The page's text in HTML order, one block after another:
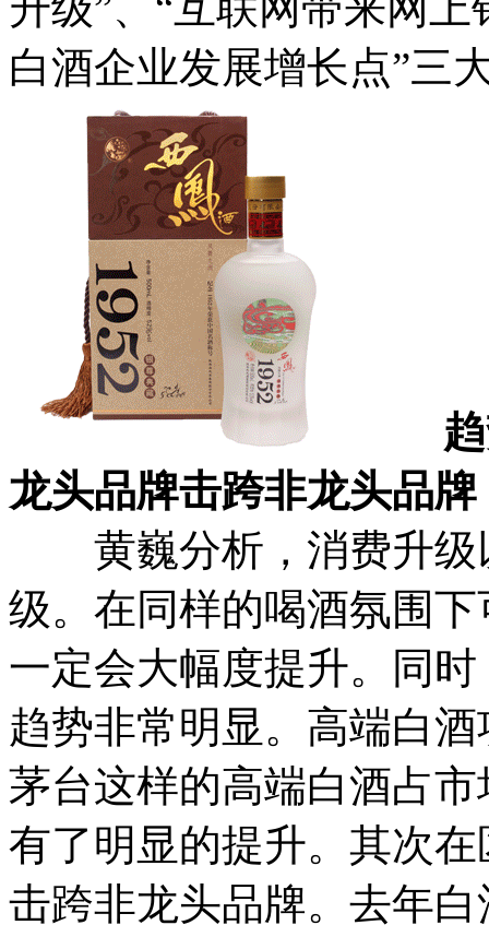
白酒企业发展增长点”三
趋势
龙头品牌击跨非龙头品牌
黄巍分析，消费升级
级。在同样的喝酒氛围
一定会大幅度提升。同
趋势非常明显。高端白
茅台这样的高端白酒占
有了明显的提升。其次
击跨非龙头品牌。去年